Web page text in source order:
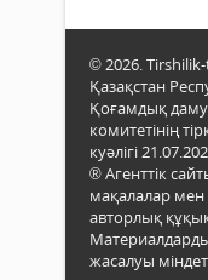
© 2026. Tirshilik-
Қазақстан
Қоғамдық даму
комитетінің
куәлігі
® Агенттік
мақалалар
авторлық
жасалуы